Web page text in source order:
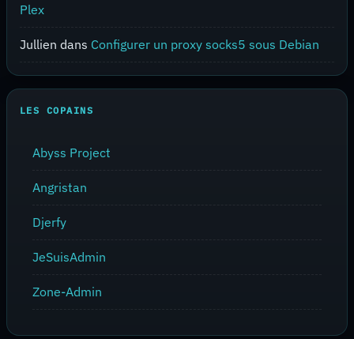
Plex
Jullien dans Configurer un proxy socks5 sous Debian
LES COPAINS
Abyss Project
Angristan
Djerfy
JeSuisAdmin
Zone-Admin